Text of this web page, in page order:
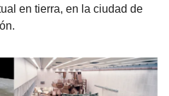
en tierra, en la ciudad de